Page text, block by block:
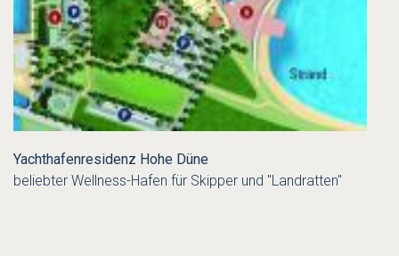
Yachthafenresidenz Hohe Düne
beliebter Wellness-Hafen für Skipper und "Landratten"